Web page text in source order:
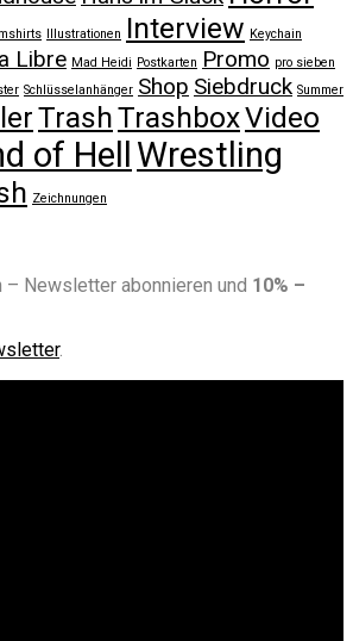
Illustrationen Interview Keychain
Libre Mad Heidi Postkarten Promo pro sieben
Schlüsselanhänger Shop Siebdruck Summer
TrashTrashboxVideo
of Hell Wrestling
Zeichnungen
Newsletter abonnieren und 10% –
.